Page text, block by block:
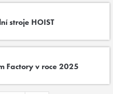
stroje HOIST
Factory v roce 2025